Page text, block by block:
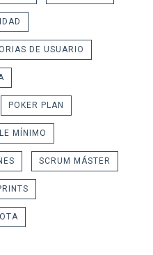
DE USUARIO
POKER PLAN
MÍNIMO
SCRUM MÁSTER